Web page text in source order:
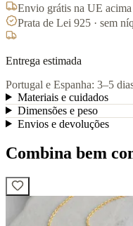
Envio grátis na UE
Prata de Lei 925 · sem
Entrega estimada
Portugal e Espanha: 3–5
Materiais e cuidados
Dimensões e peso
Envios e devoluções
Combina bem